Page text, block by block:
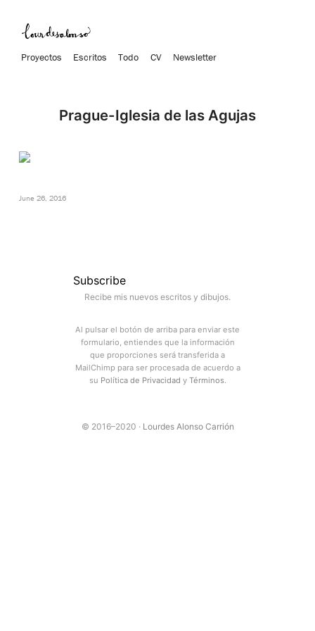
Proyectos Escritos Todo CV Newsletter
Prague-Iglesia de las Agujas
June 26, 2016
Subscribe
Recibe mis nuevos escritos y dibujos.
Al pulsar el botón de arriba para enviar este
formulario, entiendes que la información
que proporciones será transferida a
MailChimp para ser procesada de acuerdo a
su Política de Privacidad y Términos.
© 2016–2020 · Lourdes Alonso Carrión